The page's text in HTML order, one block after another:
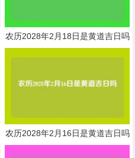
农历2028年2月18日是黄道吉日吗
农历2028年2月16日是黄道吉日吗